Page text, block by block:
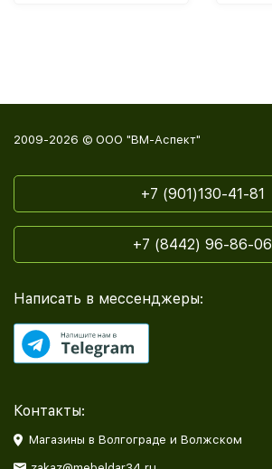
2009-2026 © ООО "ВМ-Аспект"
+7 (901)130-41-81
+7 (8442) 96-86-06
Написать в мессенджеры:
Контакты:
Магазины в Волгограде и Волжском